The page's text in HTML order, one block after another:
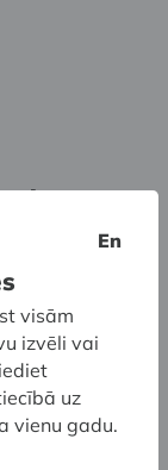
En
visām
izvēli vai
uz
vienu gadu.